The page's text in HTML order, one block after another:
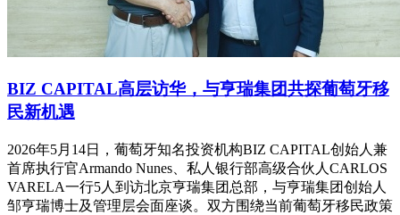
BIZ CAPITAL高层访华，与亨瑞集团共探葡萄牙移
民新机遇
2026年5月14日，葡萄牙知名投资机构BIZ CAPITAL创始人兼
首席执行官Armando Nunes、私人银行部高级合伙人CARLOS
VARELA一行5人到访北京亨瑞集团总部，与亨瑞集团创始人
邹亨瑞博士及管理层会面座谈。双方围绕当前葡萄牙移民政策